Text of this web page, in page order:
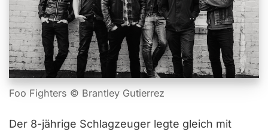
Foo Fighters © Brantley Gutierrez
Der 8-jährige Schlagzeuger legte gleich mit